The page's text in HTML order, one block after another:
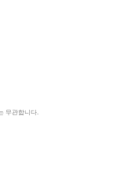
무관합니다.